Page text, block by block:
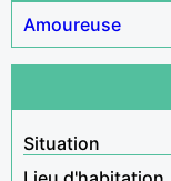
Amoureuse
Situation